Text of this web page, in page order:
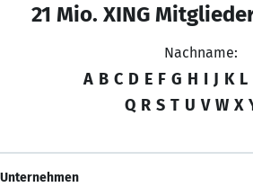
21 Mio. XING
Nachname:
A B C D E F G H I J K L
Q R S T U V W X
Unternehmen